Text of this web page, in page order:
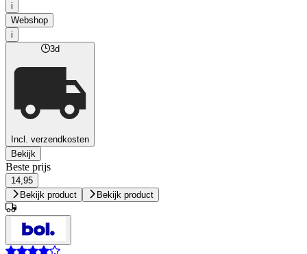
i
Webshop
i
3d
Incl. verzendkosten
Bekijk
Beste prijs
14,95
Bekijk product
Bekijk product